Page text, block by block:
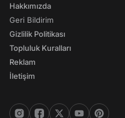
Hakkımızda
Geri Bildirim
Gizlilik Politikası
Topluluk Kuralları
Reklam
İletişim